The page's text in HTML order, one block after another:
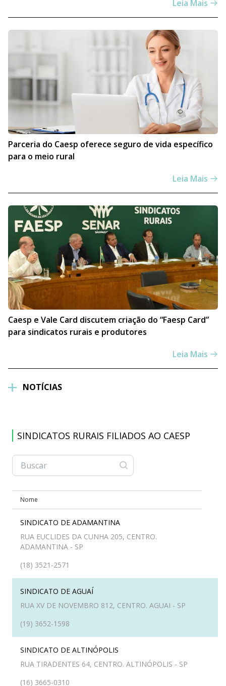
Leia Mais
Parceria do Caesp oferece seguro de vida específico
para o meio rural
Leia Mais
Caesp e Vale Card discutem criação do “Faesp Card”
para sindicatos rurais e produtores
Leia Mais
NOTÍCIAS
SINDICATOS RURAIS FILIADOS AO CAESP
Nome
SINDICATO DE ADAMANTINA
RUA EUCLIDES DA CUNHA 205, CENTRO.
ADAMANTINA - SP
(18) 3521-2571
SINDICATO DE AGUAÍ
RUA XV DE NOVEMBRO 812, CENTRO. AGUAI - SP
(19) 3652-1598
SINDICATO DE ALTINÓPOLIS
RUA TIRADENTES 64, CENTRO. ALTINÓPOLIS - SP
(16) 3665-0310